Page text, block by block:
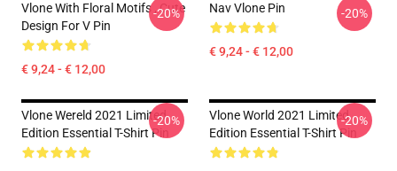
Vlone With Floral Motifs , Cute
Design For V Pin
€ 9,24 - € 12,00
-20% Nav Vlone Pin
€ 9,24 - € 12,00
-20%
Vlone Wereld 2021 Limited
Edition Essential T-Shirt Pin
-20%
Vlone World 2021 Limited
Edition Essential T-Shirt Pin
-20%